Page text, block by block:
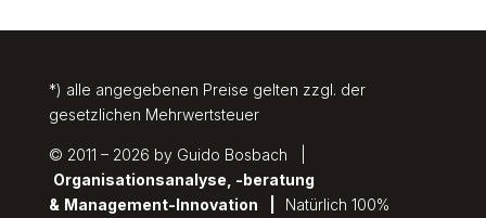
*) alle angegebenen Preise gelten zzgl. der
gesetzlichen Mehrwertsteuer
© 2011 – 2026 by Guido Bosbach |
Organisationsanalyse, -beratung
& Management-Innovation
Natürlich 100%